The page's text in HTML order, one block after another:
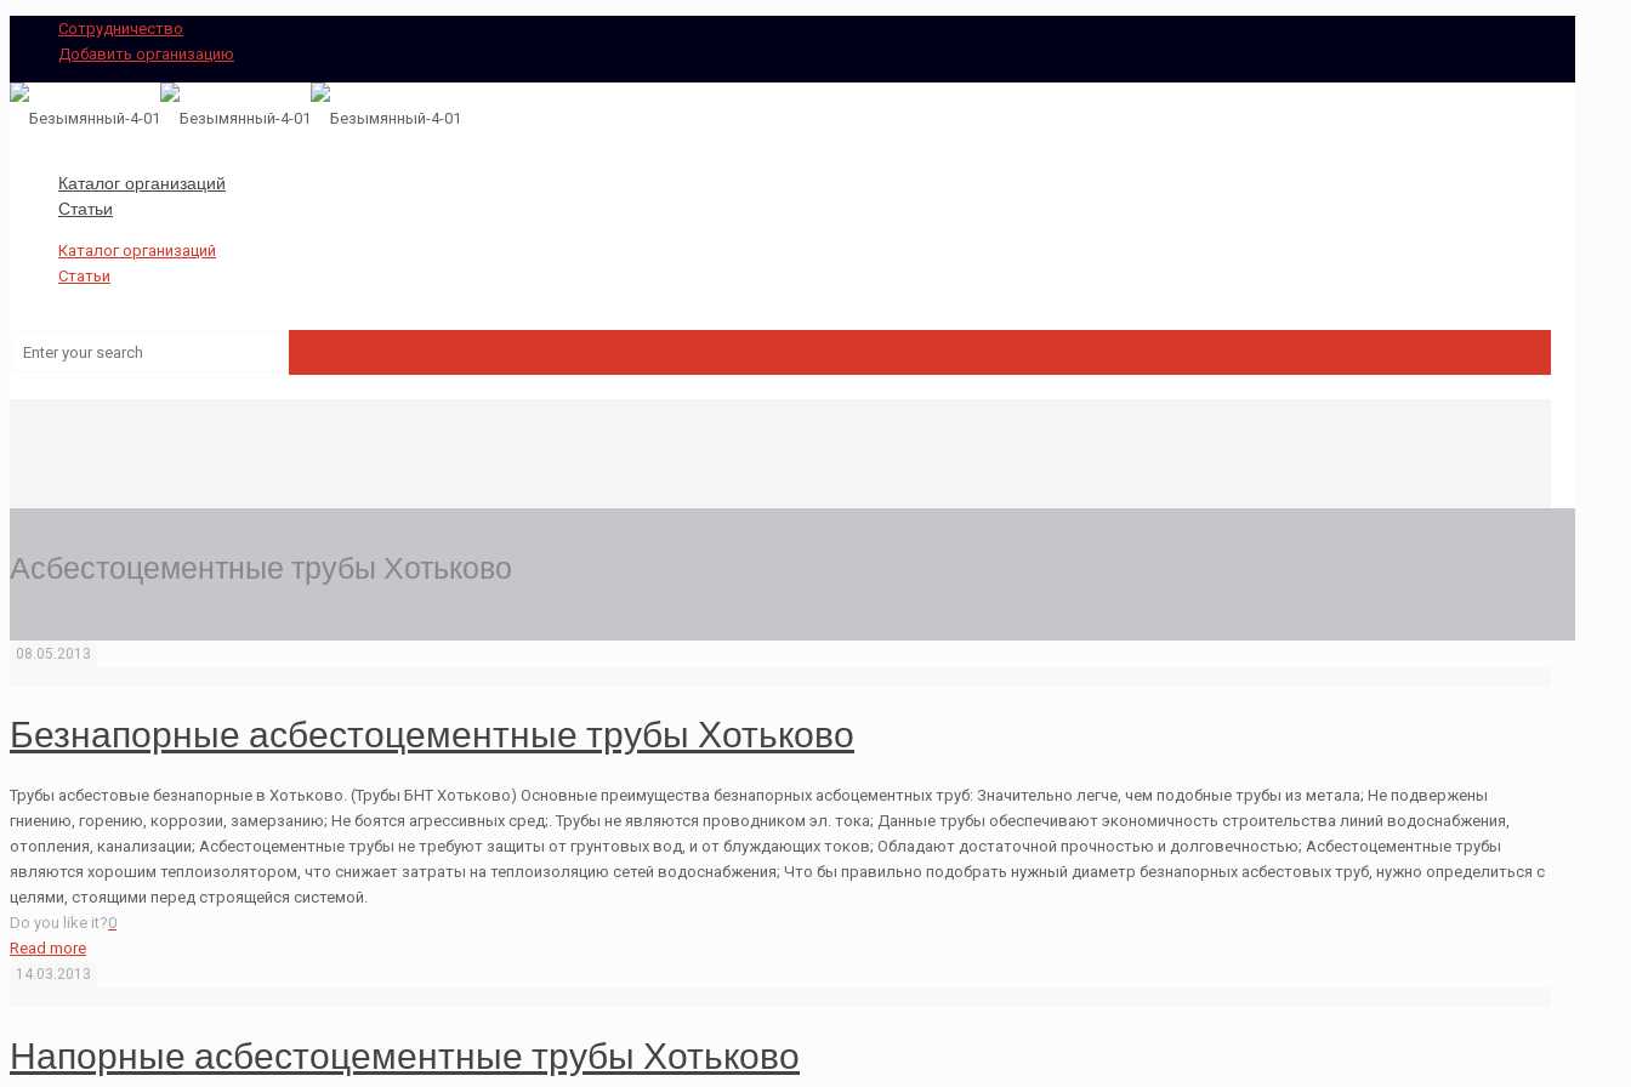
Сотрудничество
Добавить организацию
Каталог организаций
Статьи
Каталог организаций
Статьи
Асбестоцементные трубы Хотьково
08.05.2013
Безнапорные асбестоцементные трубы Хотьково
Трубы асбестовые безнапорные в Хотьково. (Трубы БНТ Хотьково) Основные преимущества безнапорных асбоцементных труб: Значительно легче, чем подобные трубы из метала; Не подвержены
гниению, горению, коррозии, замерзанию; Не боятся агрессивных сред;. Трубы не являются проводником эл. тока; Данные трубы обеспечивают экономичность строительства линий водоснабжения,
отопления, канализации; Асбестоцементные трубы не требуют защиты от грунтовых вод, и от блуждающих токов; Обладают достаточной прочностью и долговечностью; Асбестоцементные трубы
являются хорошим теплоизолятором, что снижает затраты на теплоизоляцию сетей водоснабжения; Что бы правильно подобрать нужный диаметр безнапорных асбестовых труб, нужно определиться с
целями, стоящими перед строящейся системой.
Do you like it?0
Read more
14.03.2013
Напорные асбестоцементные трубы Хотьково